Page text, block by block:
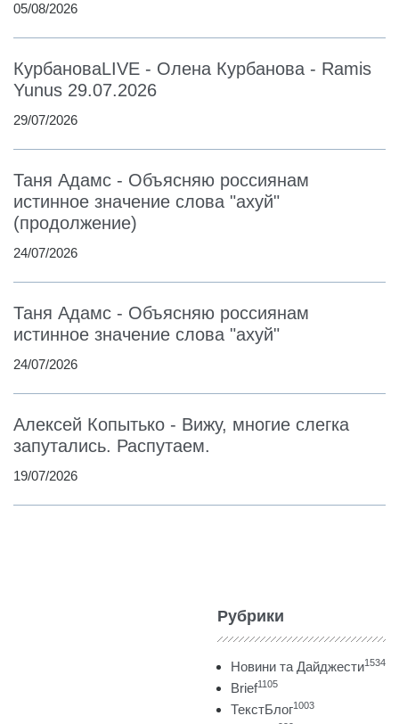
05/08/2026
КурбановаLIVE - Олена Курбанова - Ramis
Yunus 29.07.2026
29/07/2026
Таня Адамс - Объясняю россиянам
истинное значение слова "ахуй"
(продолжение)
24/07/2026
Таня Адамс - Объясняю россиянам
истинное значение слова "ахуй"
24/07/2026
Алексей Копытько - Вижу, многие слегка
запутались. Распутаем.
19/07/2026
Рубрики
Новини та Дайджести1534
Brief1105
ТекстБлог1003